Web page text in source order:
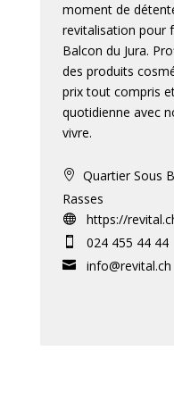
moment de
revitalisation pour
Balcon du Jura.
des produits
prix tout compris
quotidienne avec
vivre.

Quartier Sous
Rasses
 https://
 024 455 44 44
 info@revital.ch